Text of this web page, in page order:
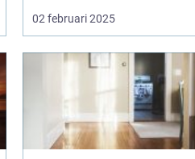
02 februari 2025